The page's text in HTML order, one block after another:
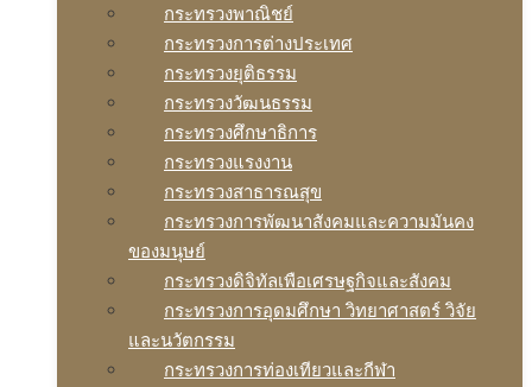
กระทรวงพาณิชย์
กระทรวงการต่างประเทศ
กระทรวงยุติธรรม
กระทรวงวัฒนธรรม
กระทรวงศึกษาธิการ
กระทรวงแรงงาน
กระทรวงสาธารณสุข
กระทรวงการพัฒนาสังคมและความมันคง
ของมนุษย์
กระทรวงดิจิทัลเพือเศรษฐกิจและสังคม
กระทรวงการอุดมศึกษา วิทยาศาสตร์ วิจัย
และนวัตกรรม
กระทรวงการท่องเทียวและกีฬา